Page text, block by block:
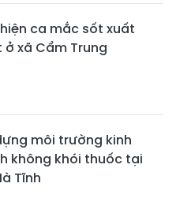
ca mắc sốt xuất
ở xã Cẩm Trung
môi trường kinh
không khói thuốc tại
Tĩnh